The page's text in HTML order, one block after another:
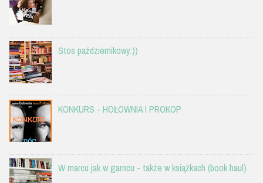
Stos październikowy:))
KONKURS - HOŁOWNIA I PROKOP
W marcu jak w garncu - także w książkach (book haul)